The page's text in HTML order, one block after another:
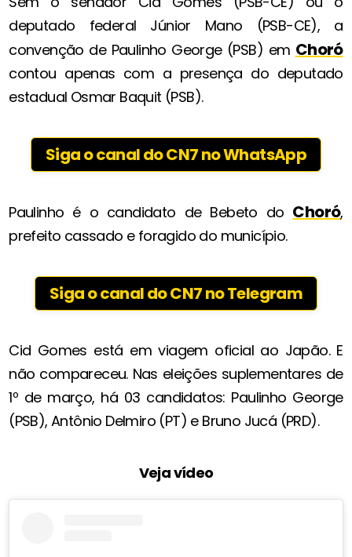
deputado federal Júnior Mano (PSB-CE), a
convenção de Paulinho George (PSB) em Choró
contou apenas com a presença do deputado
estadual Osmar Baquit (PSB).
Siga o canal do CN7 no WhatsApp
Paulinho é o candidato de Bebeto do Choró,
prefeito cassado e foragido do município.
Siga o canal do CN7 no Telegram
Cid Gomes está em viagem oficial ao Japão. E
não compareceu. Nas eleições suplementares de
1º de março, há 03 candidatos: Paulinho George
(PSB), Antônio Delmiro (PT) e Bruno Jucá (PRD).
Veja vídeo